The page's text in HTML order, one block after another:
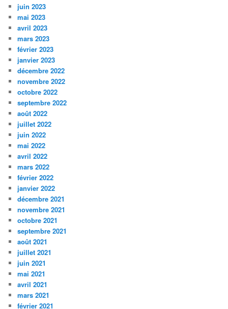
juin 2023
mai 2023
avril 2023
mars 2023
février 2023
janvier 2023
décembre 2022
novembre 2022
octobre 2022
septembre 2022
août 2022
juillet 2022
juin 2022
mai 2022
avril 2022
mars 2022
février 2022
janvier 2022
décembre 2021
novembre 2021
octobre 2021
septembre 2021
août 2021
juillet 2021
juin 2021
mai 2021
avril 2021
mars 2021
février 2021